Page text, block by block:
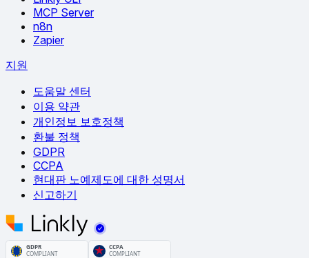
MCP Server
n8n
Zapier
지원
도움말 센터
이용 약관
개인정보 보호정책
환불 정책
GDPR
CCPA
현대판 노예제도에 대한 성명서
신고하기